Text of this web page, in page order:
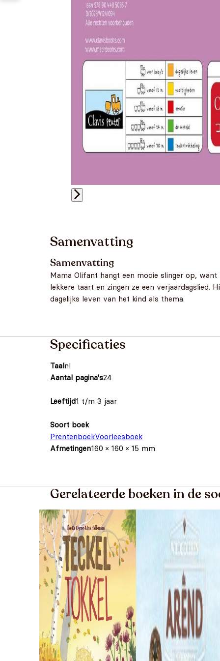
Samenvatting
Samenvatting
Mama Olifant hangt een mooie slinger op,
lekkere taart en zingen ze een verjaardagslied.
dagelijks leven van het kind als thema.
Specificaties
Taalnl
Aantal pagina's24
Leeftijd1 t/m 3 jaar
Soort boek
PrentenboekVoorleesboek
Afmetingen160 × 160 × 15 mm
Gerelateerde boeken in de